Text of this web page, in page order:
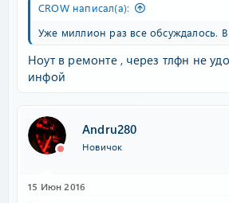
CROW написал(а):
Уже миллион раз все обсуждалось. В
Ноут в ремонте , через тлфн не
инфой
Andru280
Новичок
15 Июн 2016